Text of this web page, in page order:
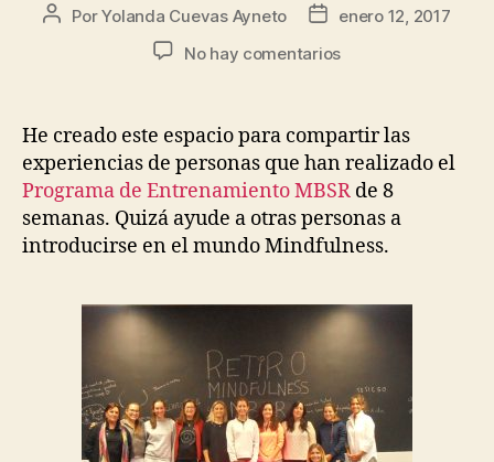
PorYolanda Cuevas Ayneto
enero 12, 2017
No hay comentarios
He creado este espacio para compartir las
experiencias de personas que han realizado el
Programa de Entrenamiento MBSR de 8
semanas. Quizá ayude a otras personas a
introducirse en el mundo Mindfulness.